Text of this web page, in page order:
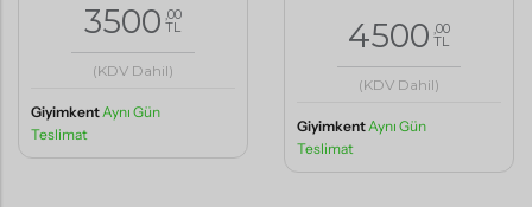
3500 ,00
TL
(KDV Dahil)
GiyimkentAynı Gün
Teslimat
4500 ,00
TL
(KDV Dahil)
GiyimkentAynı Gün
Teslimat